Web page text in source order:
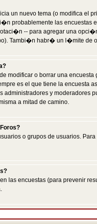
un nuevo tema (o modifica el
probablemente las
-- para agregar una
Tambi�n habr� un l�mite de
modificar o borrar una
es el que tiene la encuesta
administradores y moderadores
a mitad de camino.
o grupos de usuarios.
las encuestas (para prevenir